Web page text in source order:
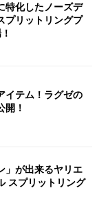
特化したノーズデ
プリットリングプ
イテム！ラグゼの
開！
」が出来るヤリエ
スプリットリング